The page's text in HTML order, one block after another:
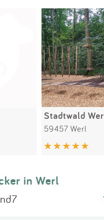
Anmelden
SPIELGERÄTE
Stadtwald
59457 Werl
in Werl